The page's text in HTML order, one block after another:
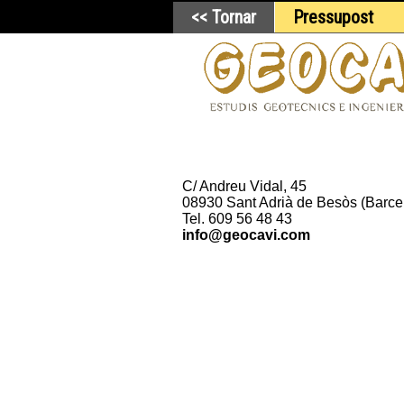
<< Tornar Pressupost
C/ Andreu Vidal, 45
08930 Sant Adrià de Besòs
Tel. 609 56 48 43
info@geocavi.com